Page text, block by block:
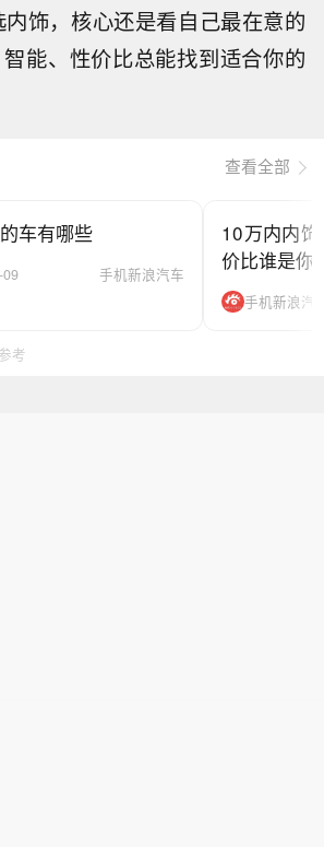
饰，核心还是看自己最在意的
能、性价比总能找到适合你的
查看全部
车有哪些
09 手机新浪汽车
10万内内
价比谁是你
手机新浪汽
考